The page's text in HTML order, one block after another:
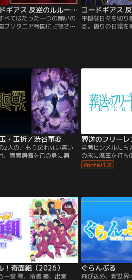
劇場版 コードギアス 反逆のルルーシュ
べてはたった一つの願いの
ブリタニア帝国に占領され
11。そこに生きる二人の少
とスザク。「ギアス」の力
的な生き方は、やがて帝国
なうねりとなっていく…。
コードギアス
平穏な日々を切り
る。偽りの日常を
エリア11に、再
・玉折／渋谷事変
2人の、もう戻れない青い
、両面宿儺を己の身に宿し
死の術式を持つ呪術界の
依頼が届く。
葬送のフリーレ
勇者ヒンメルたち
の末に魔王を打ち
らした魔法使いフ
るエルフである彼
るが、50年前と
メルは老い、人生
！奇面組（2026）
一堂 零、冷越 豪、出瀬
ぐらんぶる
飛び込め、新世界